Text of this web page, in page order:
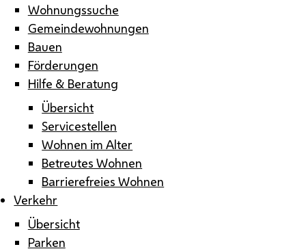
Wohnungssuche
Gemeindewohnungen
Bauen
Förderungen
Hilfe & Beratung
Übersicht
Servicestellen
Wohnen im Alter
Betreutes Wohnen
Barrierefreies Wohnen
Verkehr
Übersicht
Parken